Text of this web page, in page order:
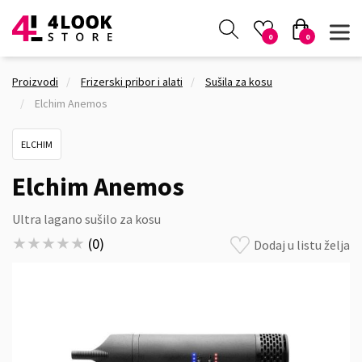
0 0
Proizvodi Frizerski pribor i alati
Sušila za kosu
Elchim Anemos
ELCHIM
Elchim Anemos
Ultra lagano sušilo za kosu
★★★★★
★★★★★ (0) Dodaj u listu želja